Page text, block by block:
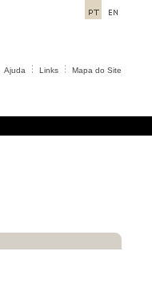
Ajuda Links Mapa do Site